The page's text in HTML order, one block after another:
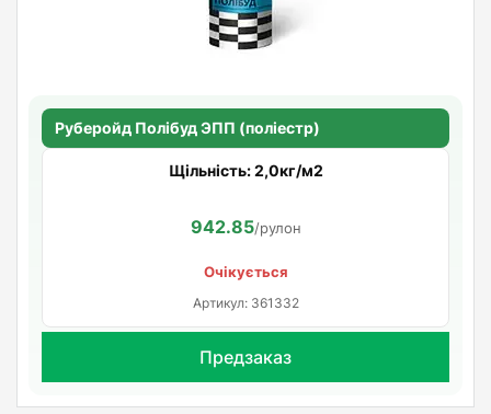
Руберойд Полiбуд ЭПП (поліестр)
Щільність: 2,0кг/м2
942.85/рулон
Очікується
Артикул: 361332
Предзаказ